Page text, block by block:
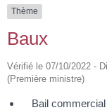
Thème
Baux
Vérifié le 07/10/2022 -
(Première ministre)
Bail commercial